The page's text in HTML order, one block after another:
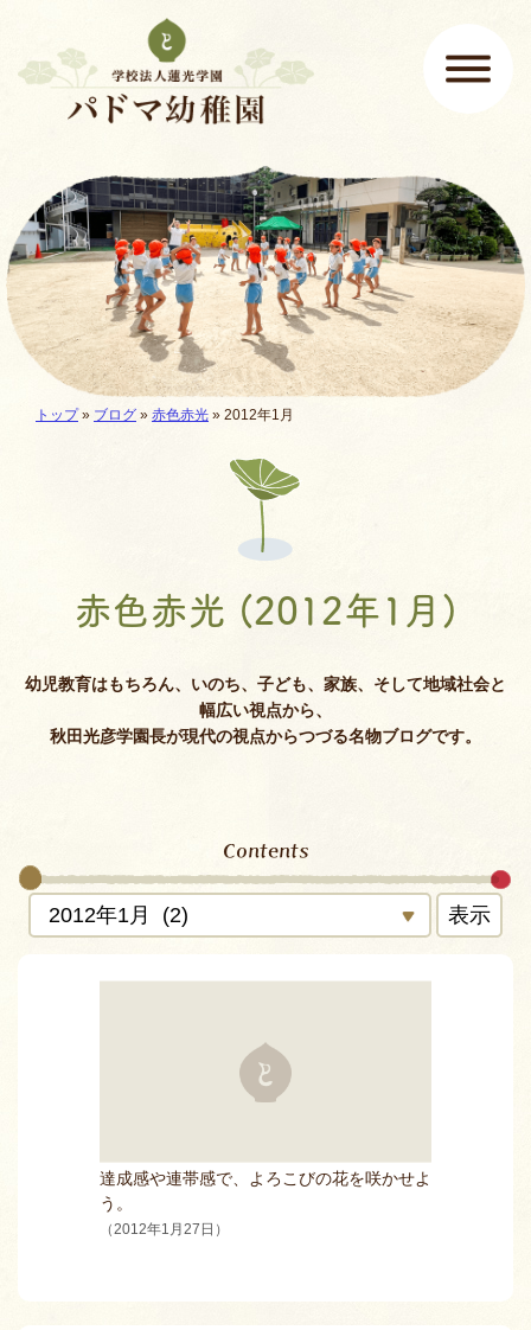
メインメニュー
ここから本文です。
現在地:
トップ» ブログ » 赤色赤光 » 2012年1月
赤色赤光 (2012年1月)
幼児教育はもちろん、いのち、子ども、家族、そして地域社会と
幅広い視点から、
秋田光彦学園長が現代の視点からつづる名物ブログです。
Contents
表示
達成感や連帯感で、よろこびの花を咲かせよ
う。
（2012年1月27日）